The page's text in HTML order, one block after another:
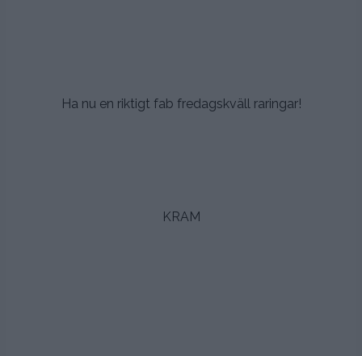
Ha nu en riktigt fab fredagskväll raringar!
KRAM